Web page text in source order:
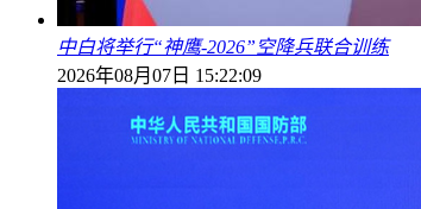
中白将举行“神鹰-2026”空降兵联合训练
2026年08月07日 15:22:09